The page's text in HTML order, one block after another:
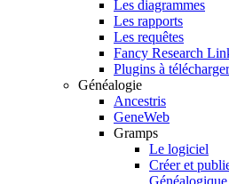
Les diagrammes
Les rapports
Les requêtes
Fancy Research
Plugins à télécharger
Généalogie
Ancestris
GeneWeb
Gramps
Le logiciel
Créer et
Généalogique